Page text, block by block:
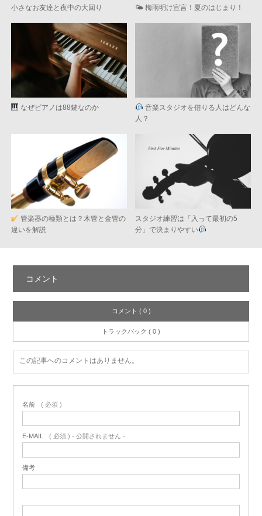
小さなお友達と夜中の大回り 🌤 梅雨明け宣言！夏のはじまり！
なぜピアノは88鍵なのか
音楽スタジオを借りる人はどんな
人？
管楽器の種類とは？木管と金管の
違いを解説
スタジオ練習は「入って最初の5
分」で決まりやすい
コメント
コメント ( 0 )
トラックバック ( 0 )
この記事へのコメントはありません。
名前 ( 必須 )
E-MAIL ( 必須 ) - 公開されません -
備考